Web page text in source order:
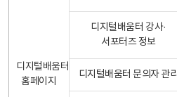
디지털배움터
홈페이지
디지털배움터 강사·
서포터즈 정보
디지털배움터 문의자 관리